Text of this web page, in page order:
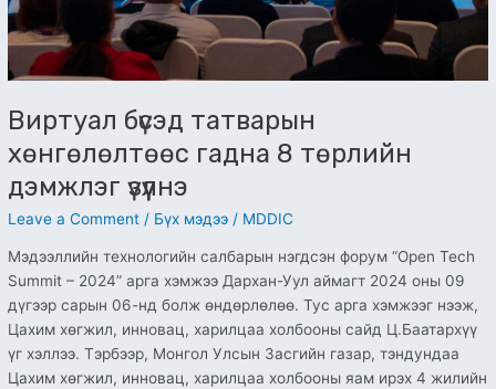
Виртуал бүсэд татварын
хөнгөлөлтөөс гадна 8 төрлийн
дэмжлэг үзүүлнэ
Leave a Comment / Бүх мэдээ / MDDIC
Мэдээллийн технологийн салбарын нэгдсэн форум “Open Tech
Summit – 2024” арга хэмжээ Дархан-Уул аймагт 2024 оны 09
дүгээр сарын 06-нд болж өндөрлөлөө. Тус арга хэмжээг нээж,
Цахим хөгжил, инновац, харилцаа холбооны сайд Ц.Баатархүү
үг хэллээ. Тэрбээр, Монгол Улсын Засгийн газар, тэндундаа
Цахим хөгжил, инновац, харилцаа холбооны яам ирэх 4 жилийн